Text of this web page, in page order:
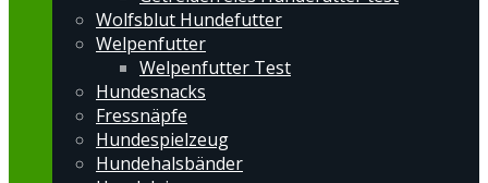
Wolfsblut Hundefutter
Welpenfutter
Welpenfutter Test
Hundesnacks
Fressnäpfe
Hundespielzeug
Hundehalsbänder